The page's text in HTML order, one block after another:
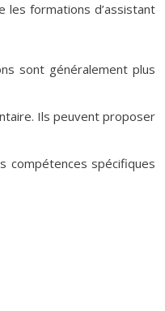
les formations d’assistant
sont généralement plus
Ils peuvent proposer
compétences spécifiques